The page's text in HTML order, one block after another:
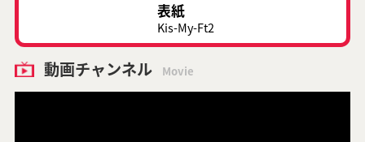
表紙
Kis-My-Ft2
動画チャンネル Movie